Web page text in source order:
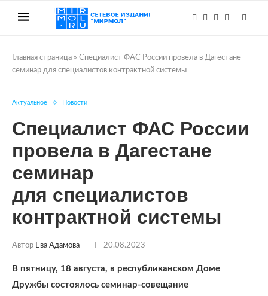
Главная страница » Специалист ФАС России провела в Дагестане
семинар для специалистов контрактной системы
Актуальное Новости
Специалист ФАС России
провела в Дагестане
семинар
для специалистов
контрактной системы
Автор Ева Адамова 20.08.2023
В пятницу, 18 августа, в республиканском Доме
Дружбы состоялось семинар-совещание